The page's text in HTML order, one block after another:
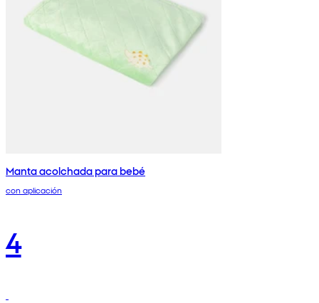
Manta acolchada para bebé
con aplicación
4